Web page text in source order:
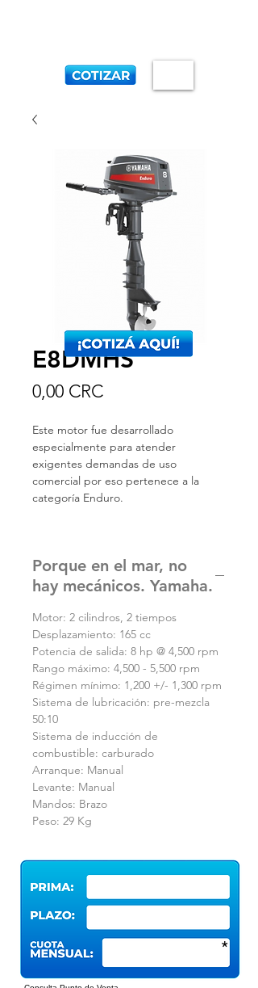
E8DMHS
0,00 CRCPrecio
Este motor fue desarrollado
especialmente para atender
exigentes demandas de uso
comercial por eso pertenece a la
categoría Enduro.
Porque en el mar, no
hay mecánicos. Yamaha.
Motor: 2 cilindros, 2 tiempos
Desplazamiento: 165 cc
Potencia de salida: 8 hp @ 4,500 rpm
Rango máximo: 4,500 - 5,500 rpm
Régimen mínimo: 1,200 +/- 1,300 rpm
Sistema de lubricación: pre-mezcla
50:10
Sistema de inducción de
combustible: carburado
Arranque: Manual
Levante: Manual
Mandos: Brazo
Peso: 29 Kg
*